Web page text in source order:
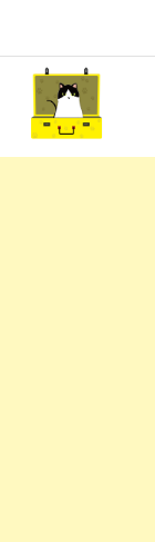
content